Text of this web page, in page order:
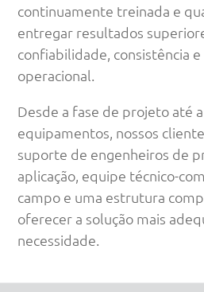
continuamente treinada e
entregar resultados
confiabilidade, consistência
operacional.
Desde a fase de projeto até
equipamentos, nossos
suporte de engenheiros de
aplicação, equipe técnico-
campo e uma estrutura
oferecer a solução mais
necessidade.